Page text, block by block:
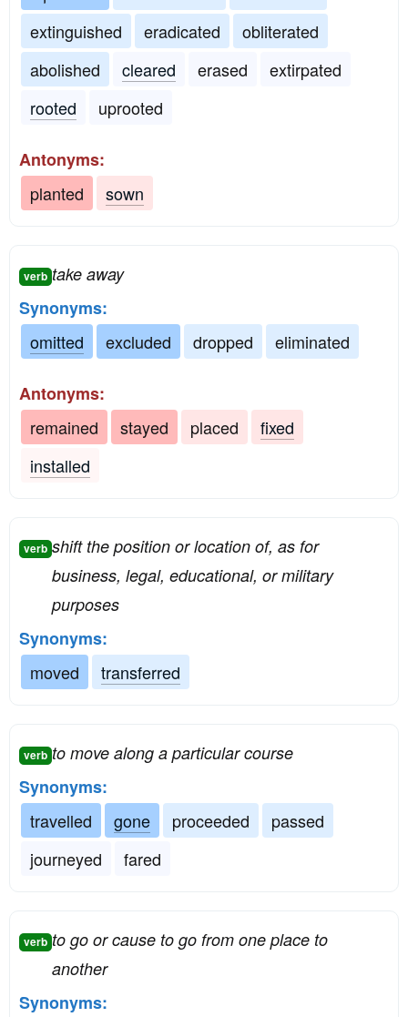
extinguished
eradicated
obliterated
abolished
cleared erased
extirpated
rooted
uprooted
Antonyms:
planted
sown
verb take away
Synonyms:
omitted
excluded dropped eliminated
Antonyms:
remained
stayed placed
fixed
installed
verb shift the position or location of, as for
business, legal, educational, or military
purposes
Synonyms:
moved
transferred
verb to move along a particular course
Synonyms:
travelled
gone proceeded
passed
journeyed
fared
verb to go or cause to go from one place to
another
Synonyms: